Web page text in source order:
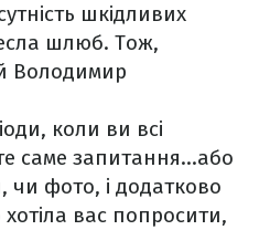
шкідливих
шлюб. Тож,
Володимир
коли ви всі
саме запитання…або
чи фото, і додатково
вас попросити,